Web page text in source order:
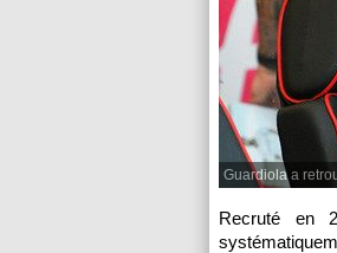
Guardiola a
Recruté en